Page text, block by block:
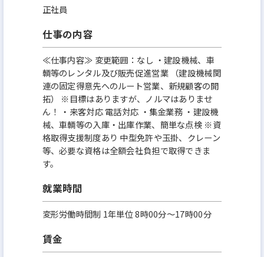
正社員
仕事の内容
≪仕事内容≫ 変更範囲：なし ・建設機械、車
輌等のレンタル及び販売促進営業 （建設機械関
連の固定得意先へのルート営業、新規顧客の開
拓） ※目標はありますが、ノルマはありませ
ん！ ・来客対応 電話対応 ・集金業務 ・建設機
械、車輌等の入庫・出庫作業、簡単な点検 ※資
格取得支援制度あり 中型免許や玉掛、クレーン
等、必要な資格は全額会社負担で取得できま
す。
就業時間
変形労働時間制 1年単位 8時00分〜17時00分
賃金